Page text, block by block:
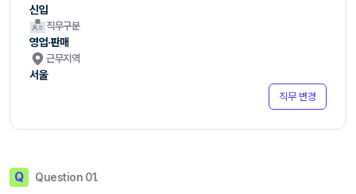
신입
직무구분
영업·판매
근무지역
서울
직무 변경
Q Question 01.